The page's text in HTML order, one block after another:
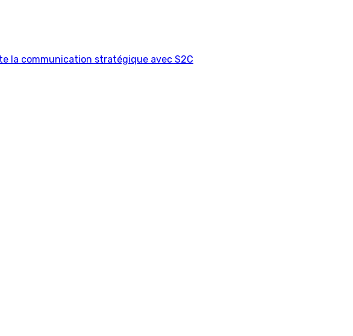
la communication stratégique avec S2C